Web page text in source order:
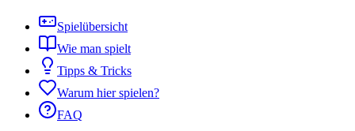
Spielübersicht
Wie man spielt
Tipps & Tricks
Warum hier spielen?
FAQ